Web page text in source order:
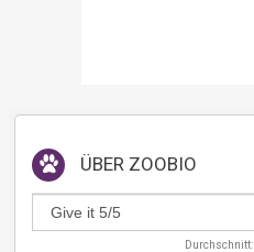
ÜBER ZOOBIO
Durchschnitt: